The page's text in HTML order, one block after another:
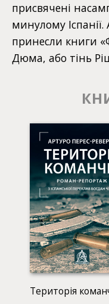
присвячені
минулому
принесли книги
Дюма, або тінь
Територія